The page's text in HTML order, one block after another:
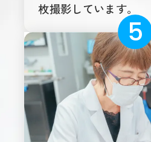
枚撮影しています。